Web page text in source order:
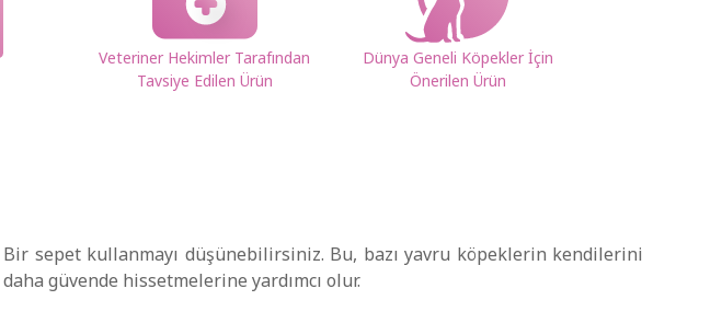
Veteriner Hekimler Tarafından
Tavsiye Edilen Ürün
Dünya Geneli Köpekler İçin
Önerilen Ürün
Bir sepet kullanmayı düşünebilirsiniz. Bu, bazı yavru köpeklerin kendilerini
daha güvende hissetmelerine yardımcı olur.